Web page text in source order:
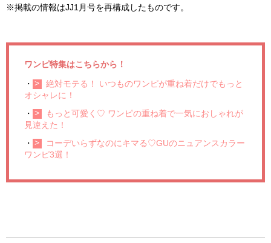
※掲載の情報はJJ1月号を再構成したものです。
ワンピ特集はこちらから！
・
絶対モテる！ いつものワンピが重ね着だけでもっと
オシャレに！
・
もっと可愛く♡ ワンピの重ね着で一気におしゃれが
見違えた！
・
コーデいらずなのにキマる♡GUのニュアンスカラー
ワンピ3選！